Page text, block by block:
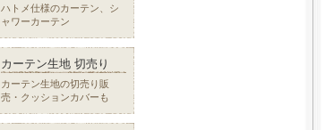
ハトメ仕様のカーテン、シ
ャワーカーテン
カーテン生地 切売り
カーテン生地の切売り販
売・クッションカバーも